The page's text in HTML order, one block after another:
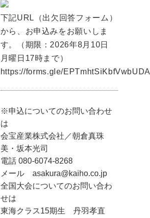
下記URL（出欠回答フォーム）
から、お申込みをお願いしま
す。（期限：2026年8月10日
月曜日17時まで）
https://forms.gle/EPTmhtSiKbfVwbUDA
※申込についてのお問い合わせ
は
会宝産業株式会社／朝倉真珠
美・坂本光司
電話 080-6074-8268
メール asakura@kaiho.co.jp
全国大会についてのお問い合わ
せは
東海クラス15期生 丹羽孝直